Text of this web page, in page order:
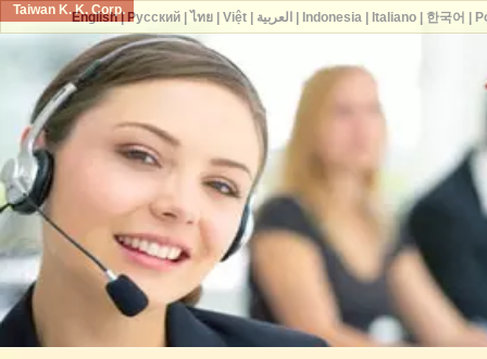
Taiwan K. K. Corp.
English| Русский| ไทย| Việt| العربية Indonesia| Italiano| 한국어